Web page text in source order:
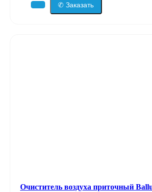
✆ Заказать
Очиститель воздуха приточный